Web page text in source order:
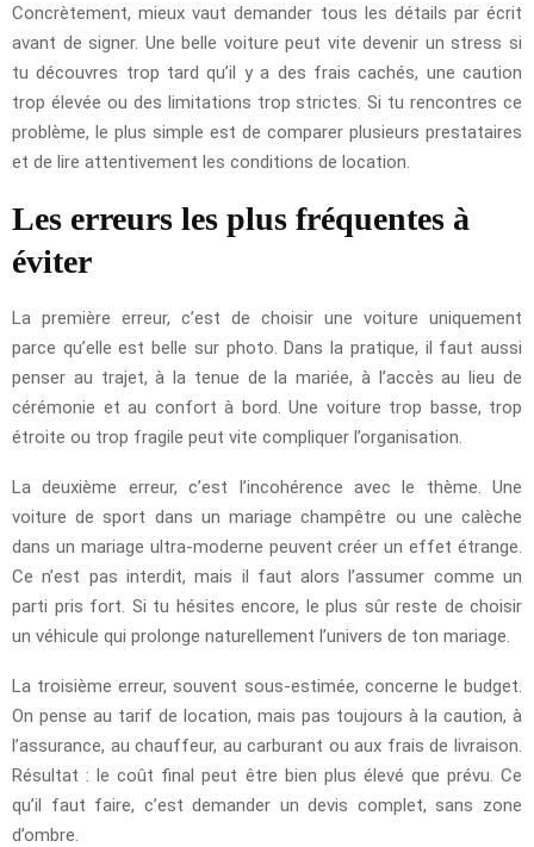
Concrètement, mieux vaut demander tous les détails par écrit
avant de signer. Une belle voiture peut vite devenir un stress si
tu découvres trop tard qu’il y a des frais cachés, une caution
trop élevée ou des limitations trop strictes. Si tu rencontres ce
problème, le plus simple est de comparer plusieurs prestataires
et de lire attentivement les conditions de location.
Les erreurs les plus fréquentes à
éviter
La première erreur, c’est de choisir une voiture uniquement
parce qu’elle est belle sur photo. Dans la pratique, il faut aussi
penser au trajet, à la tenue de la mariée, à l’accès au lieu de
cérémonie et au confort à bord. Une voiture trop basse, trop
étroite ou trop fragile peut vite compliquer l’organisation.
La deuxième erreur, c’est l’incohérence avec le thème. Une
voiture de sport dans un mariage champêtre ou une calèche
dans un mariage ultra-moderne peuvent créer un effet étrange.
Ce n’est pas interdit, mais il faut alors l’assumer comme un
parti pris fort. Si tu hésites encore, le plus sûr reste de choisir
un véhicule qui prolonge naturellement l’univers de ton mariage.
La troisième erreur, souvent sous-estimée, concerne le budget.
On pense au tarif de location, mais pas toujours à la caution, à
l’assurance, au chauffeur, au carburant ou aux frais de livraison.
Résultat : le coût final peut être bien plus élevé que prévu. Ce
qu’il faut faire, c’est demander un devis complet, sans zone
d’ombre.